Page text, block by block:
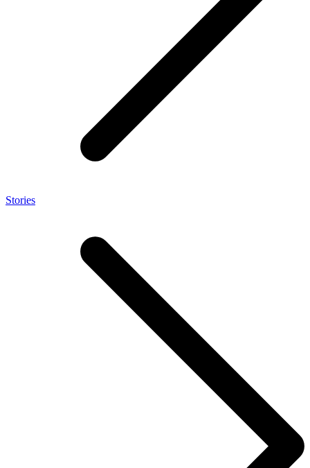
Stories